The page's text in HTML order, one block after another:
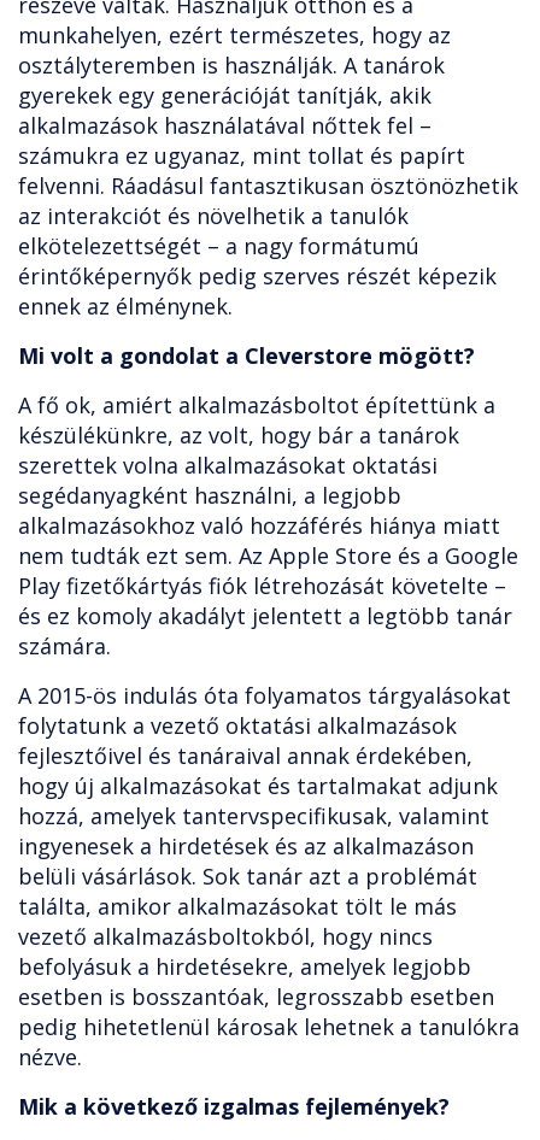
munkahelyen, ezért természetes, hogy az
osztályteremben is használják. A tanárok
gyerekek egy generációját tanítják, akik
alkalmazások használatával nőttek fel –
számukra ez ugyanaz, mint tollat és papírt
felvenni. Ráadásul fantasztikusan ösztönözhetik
az interakciót és növelhetik a tanulók
elkötelezettségét – a nagy formátumú
érintőképernyők pedig szerves részét képezik
ennek az élménynek.
Mi volt a gondolat a Cleverstore mögött?
A fő ok, amiért alkalmazásboltot építettünk a
készülékünkre, az volt, hogy bár a tanárok
szerettek volna alkalmazásokat oktatási
segédanyagként használni, a legjobb
alkalmazásokhoz való hozzáférés hiánya miatt
nem tudták ezt sem. Az Apple Store és a Google
Play fizetőkártyás fiók létrehozását követelte –
és ez komoly akadályt jelentett a legtöbb tanár
számára.
A 2015-ös indulás óta folyamatos tárgyalásokat
folytatunk a vezető oktatási alkalmazások
fejlesztőivel és tanáraival annak érdekében,
hogy új alkalmazásokat és tartalmakat adjunk
hozzá, amelyek tantervspecifikusak, valamint
ingyenesek a hirdetések és az alkalmazáson
belüli vásárlások. Sok tanár azt a problémát
találta, amikor alkalmazásokat tölt le más
vezető alkalmazásboltokból, hogy nincs
befolyásuk a hirdetésekre, amelyek legjobb
esetben is bosszantóak, legrosszabb esetben
pedig hihetetlenül károsak lehetnek a tanulókra
nézve.
Mik a következő izgalmas fejlemények?